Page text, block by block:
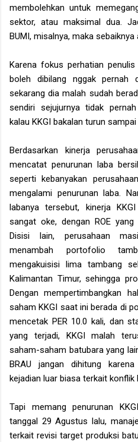
membolehkan untuk
sektor, atau maksimal dua.
BUMI, misalnya, maka sebaiknya
Karena fokus perhatian
boleh dibilang nggak pernah
sekarang dia malah sudah
sendiri sejujurnya tidak
kalau KKGI bakalan turun
Berdasarkan kinerja
mencatat penurunan laba
seperti kebanyakan
mengalami penurunan laba.
labanya tersebut, kinerja
sangat oke, dengan ROE
Disisi lain, perusahaan
menambah portofolio
mengakuisisi lima tambang
Kalimantan Timur, sehingga
Dengan mempertimbangkan
saham KKGI saat ini berada di
mencetak PER 10.0 kali, dan
yang terjadi, KKGI malah
saham-saham batubara yang
BRAU jangan dihitung
kejadian luar biasa terkait konflik
Tapi memang penurunan
tanggal 29 Agustus lalu,
terkait revisi target produksi